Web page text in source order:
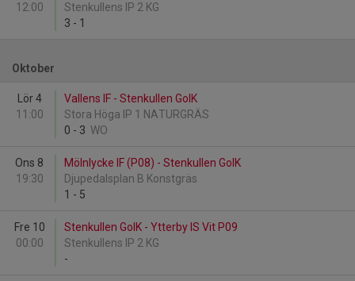
12:00
Stenkullens IP 2 KG
3 - 1
Oktober
Lör 4
11:00
Vallens IF - Stenkullen GoIK
Stora Höga IP 1 NATURGRÄS
0 - 3 WO
Ons 8
19:30
Mölnlycke IF (P08) - Stenkullen GoIK
Djupedalsplan B Konstgräs
1 - 5
Fre 10
00:00
Stenkullen GoIK - Ytterby IS Vit P09
Stenkullens IP 2 KG
-